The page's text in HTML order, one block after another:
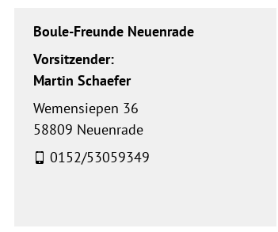
Boule-Freunde Neuenrade
Wemensiepen 36
58809 Neuenrade
0152/53059349
Vorsitzender:
Martin Schaefer